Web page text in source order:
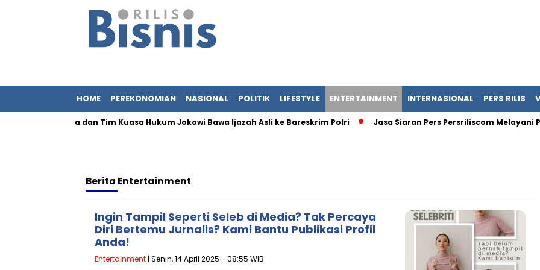
HOME PEREKONOMIAN NASIONAL POLITIK LIFESTYLE ENTERTAINMENT INTERNASIONAL PERS RILIS
Adik Iriana dan Tim Kuasa Hukum Jokowi Bawa Ijazah Asli ke Bareskrim Polri Jasa Siaran Pers Persriliscom Melayani
Berita Entertainment
Ingin Tampil Seperti Seleb di Media? Tak Percaya
Diri Bertemu Jurnalis? Kami Bantu Publikasi Profil
Anda!
Entertainment | Senin, 14 April 2025 - 08:55 WIB